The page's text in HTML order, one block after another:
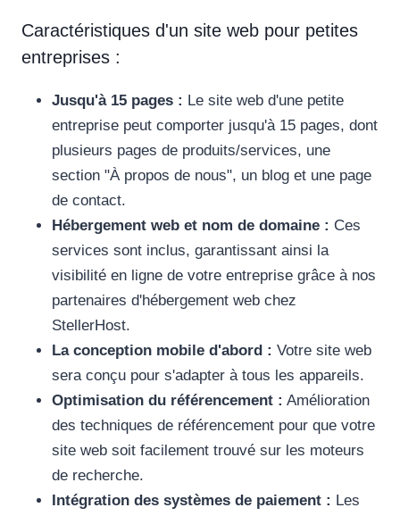
Caractéristiques d'un site web pour petites
entreprises :
Jusqu'à 15 pages : Le site web d'une petite
entreprise peut comporter jusqu'à 15 pages, dont
plusieurs pages de produits/services, une
section "À propos de nous", un blog et une page
de contact.
Hébergement web et nom de domaine : Ces
services sont inclus, garantissant ainsi la
visibilité en ligne de votre entreprise grâce à nos
partenaires d'hébergement web chez
StellerHost.
La conception mobile d'abord : Votre site web
sera conçu pour s'adapter à tous les appareils.
Optimisation du référencement : Amélioration
des techniques de référencement pour que votre
site web soit facilement trouvé sur les moteurs
de recherche.
Intégration des systèmes de paiement : Les